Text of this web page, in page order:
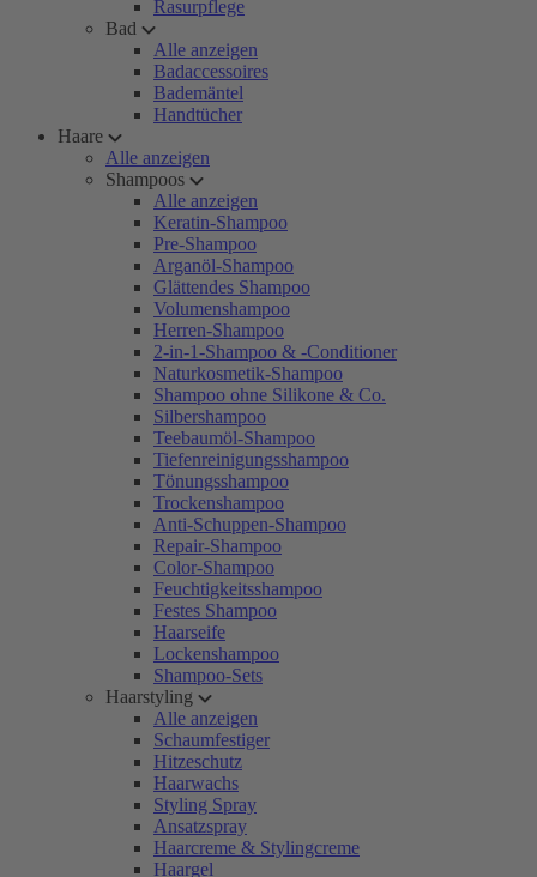
Rasurpflege
Bad
Alle anzeigen
Badaccessoires
Bademäntel
Handtücher
Haare
Alle anzeigen
Shampoos
Alle anzeigen
Keratin-Shampoo
Pre-Shampoo
Arganöl-Shampoo
Glättendes Shampoo
Volumenshampoo
Herren-Shampoo
2-in-1-Shampoo & -Conditioner
Naturkosmetik-Shampoo
Shampoo ohne Silikone & Co.
Silbershampoo
Teebaumöl-Shampoo
Tiefenreinigungsshampoo
Tönungsshampoo
Trockenshampoo
Anti-Schuppen-Shampoo
Repair-Shampoo
Color-Shampoo
Feuchtigkeitsshampoo
Festes Shampoo
Haarseife
Lockenshampoo
Shampoo-Sets
Haarstyling
Alle anzeigen
Schaumfestiger
Hitzeschutz
Haarwachs
Styling Spray
Ansatzspray
Haarcreme & Stylingcreme
Haargel